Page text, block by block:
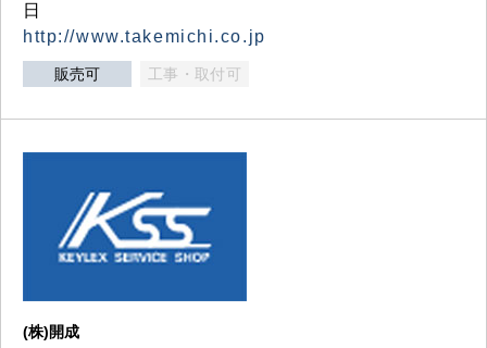
日
http://www.takemichi.co.jp
販売可 工事・取付可
(株)開成